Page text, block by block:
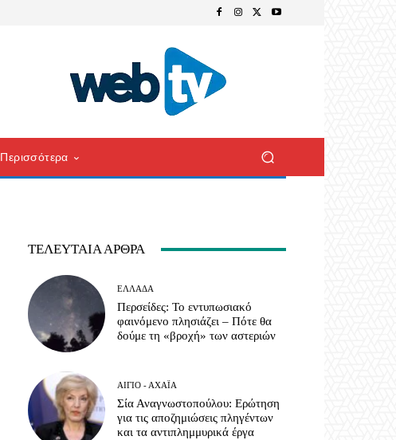
Περισσότερα
ΤΕΛΕΥΤΑΊΑ ΆΡΘΡΑ
ΕΛΛΆΔΑ
Περσείδες: Το εντυπωσιακό
φαινόμενο πλησιάζει – Πότε θα
δούμε τη «βροχή» των αστεριών
ΑΊΓΙΟ - ΑΧΑΪ́Α
Σία Αναγνωστοπούλου: Ερώτηση
για τις αποζημιώσεις πληγέντων
και τα αντιπλημμυρικά έργα